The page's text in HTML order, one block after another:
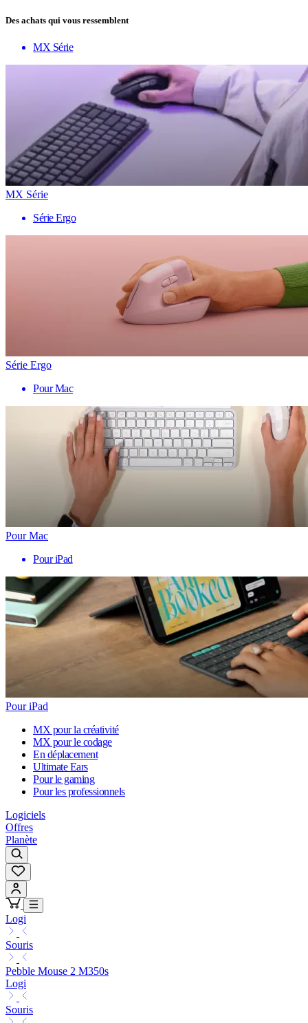
Des achats qui vous ressemblent
MX Série
MX Série
Série Ergo
Série Ergo
Pour Mac
Pour Mac
Pour iPad
Pour iPad
MX pour la créativité
MX pour le codage
En déplacement
Ultimate Ears
Pour le gaming
Pour les professionnels
Logiciels
Offres
Planète
Logi
Souris
Pebble Mouse 2 M350s
Logi
Souris